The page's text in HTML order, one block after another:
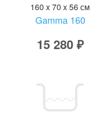
160 x 70 x 56 см
Gamma 160
15 280 ₽